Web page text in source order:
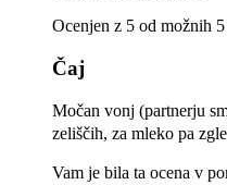
Ocenjen z 5 od možnih
Čaj
Močan vonj (partnerju
zeliščih, za mleko pa
Vam je bila ta ocena v